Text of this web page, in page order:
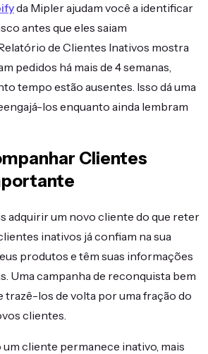
da Mipler ajudam você a identificar
antes que eles saiam
de Clientes Inativos mostra
pedidos há mais de 4 semanas,
tempo estão ausentes. Isso dá uma
los enquanto ainda lembram
Clientes
adquirir um novo cliente do que reter
inativos já confiam na sua
produtos e têm suas informações
Uma campanha de reconquista bem
los de volta por uma fração do
clientes.
cliente permanece inativo, mais